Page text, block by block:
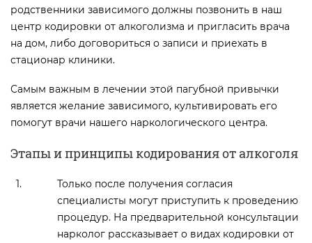
родственники зависимого должны позвонить в наш
центр кодировки от алкоголизма и пригласить врача
на дом, либо договориться о записи и приехать в
стационар клиники.
Самым важным в лечении этой пагубной привычки
является желание зависимого, культивировать его
помогут врачи нашего наркологического центра.
Этапы и принципы кодирования от алкоголя
Только после получения согласия
специалисты могут приступить к проведению
процедур. На предварительной консультации
нарколог рассказывает о видах кодировки от